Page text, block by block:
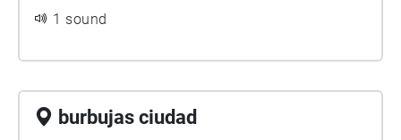
1 sound
burbujas ciudad